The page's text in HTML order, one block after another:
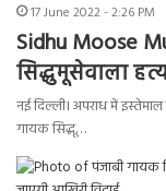
17 June 2022 - 2:26 PM
Sidhu Moose
सिद्धुमूसेवाला
नई दिल्ली। अपराध में
गायक सिद्धू…